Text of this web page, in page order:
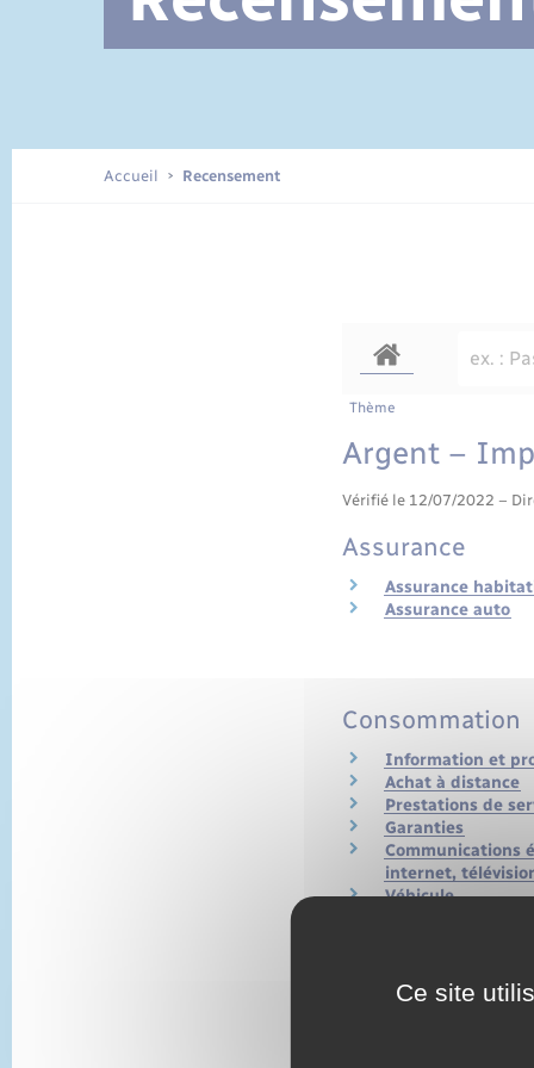
Documents d’identité
Accueil Recensement
Thème
Argent –
Vérifié le 12/07/2022 –
Assurance
Assurance
Assurance auto
Consommation
Information et
Achat à distance
Prestations de
Garanties
Communications
internet,
Véhicule
Livrets, plans et
Ce site